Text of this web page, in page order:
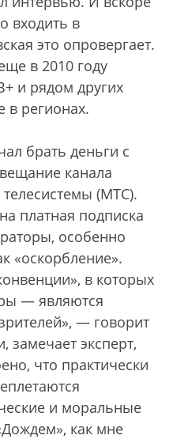
входить в
это опровергает.
в 2010 году
и рядом других
в регионах.
брать деньги с
канала
(МТС).
платная подписка
особенно
«оскорбление».
в которых
— являются
— говорит
замечает эксперт,
что практически
и моральные
как мне